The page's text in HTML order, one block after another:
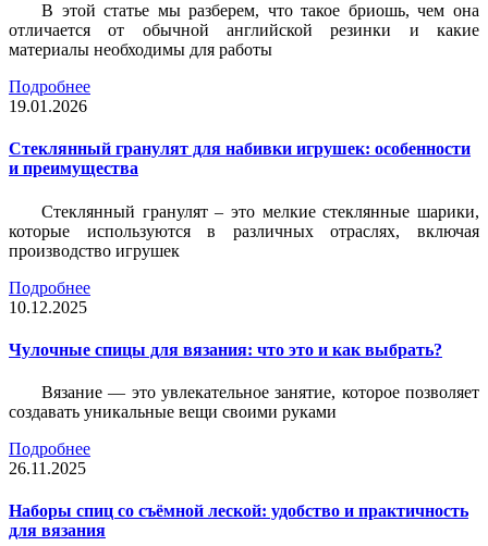
В этой статье мы разберем, что такое бриошь, чем она
отличается от обычной английской резинки и какие
материалы необходимы для работы
Подробнее
19.01.2026
Стеклянный гранулят для набивки игрушек: особенности
и преимущества
Стеклянный гранулят – это мелкие стеклянные шарики,
которые используются в различных отраслях, включая
производство игрушек
Подробнее
10.12.2025
Чулочные спицы для вязания: что это и как выбрать?
Вязание — это увлекательное занятие, которое позволяет
создавать уникальные вещи своими руками
Подробнее
26.11.2025
Наборы спиц со съёмной леской: удобство и практичность
для вязания